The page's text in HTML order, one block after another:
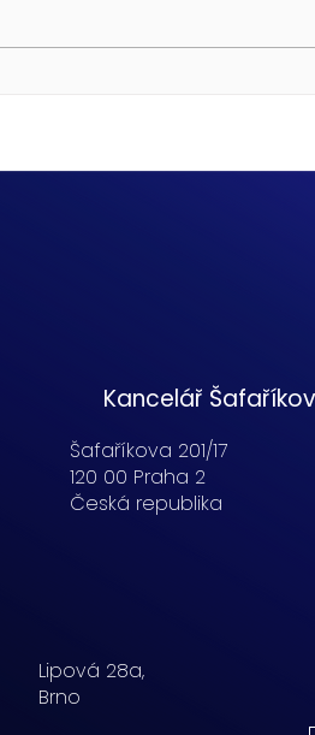
Kancelář
Šafaříkova 201/17
120 00 Praha 2
Česká republika
Lipová 28a,
Brno